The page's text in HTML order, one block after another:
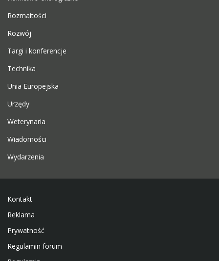
Rozmaitości
Rozwój
Targi i konferencje
Technika
Unia Europejska
Urzędy
Weterynaria
Wiadomości
Wydarzenia
Kontakt
Reklama
Prywatność
Regulamin forum